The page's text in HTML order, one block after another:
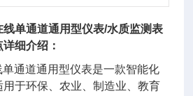
线单通道通用型仪表/水质监测表
细介绍：
通道通用型仪表是一款智能化
于环保、农业、制造业、教育